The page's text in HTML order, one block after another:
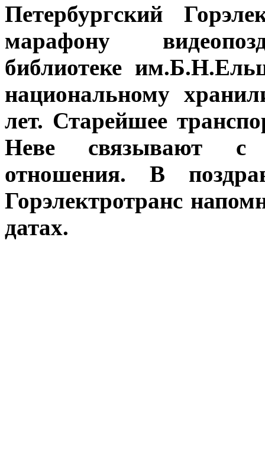
Петербургский
марафону
библиотеке
национальному
лет. Старейшее
Неве связывают с
отношения. В
Горэлектротранс
датах.